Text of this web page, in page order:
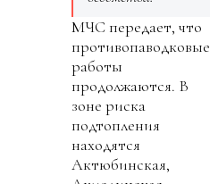
МЧС передает, что
противопаводковые
работы
продолжаются. В
зоне риска
подтопления
находятся
Актюбинская,